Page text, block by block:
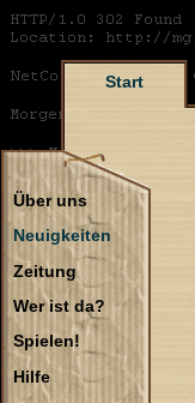
Start
Über uns
Neuigkeiten
Zeitung
Wer ist da?
Spielen!
Hilfe